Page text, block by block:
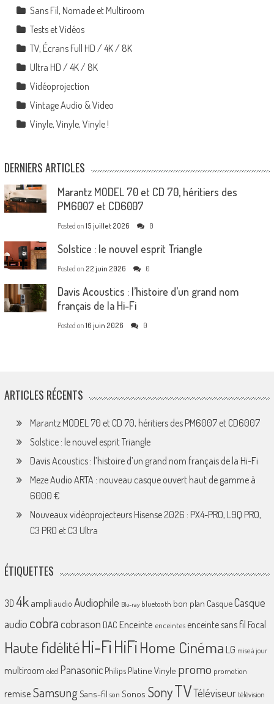
Sans Fil, Nomade et Multiroom
Tests et Vidéos
TV, Écrans Full HD / 4K / 8K
Ultra HD / 4K / 8K
Vidéoprojection
Vintage Audio & Video
Vinyle, Vinyle, Vinyle !
DERNIERS ARTICLES
Marantz MODEL 70 et CD 70, héritiers des
PM6007 et CD6007
Posted on 15 juillet 2026 0
Solstice : le nouvel esprit Triangle
Posted on 22 juin 2026 0
Davis Acoustics : l’histoire d’un grand nom
français de la Hi-Fi
Posted on 16 juin 2026 0
ARTICLES RÉCENTS
Marantz MODEL 70 et CD 70, héritiers des PM6007 et CD6007
Solstice : le nouvel esprit Triangle
Davis Acoustics : l’histoire d’un grand nom français de la Hi-Fi
Meze Audio ARTA : nouveau casque ouvert haut de gamme à
6000 €
Nouveaux vidéoprojecteurs Hisense 2026 : PX4-PRO, L9Q PRO,
C3 PRO et C3 Ultra
ÉTIQUETTES
3D 4k ampliaudio Audiophile Blu-ray bluetooth bon plan CasqueCasque
audio cobracobrason DAC Enceinte enceintes enceinte sans fil Focal
Haute fidélitéHi-FiHiFiHome Cinéma LG mise à jour
multiroom oled Panasonic Philips Platine Vinyle promo promotion
remiseSamsungSans-fil son Sonos SonyTVTéléviseur télévision